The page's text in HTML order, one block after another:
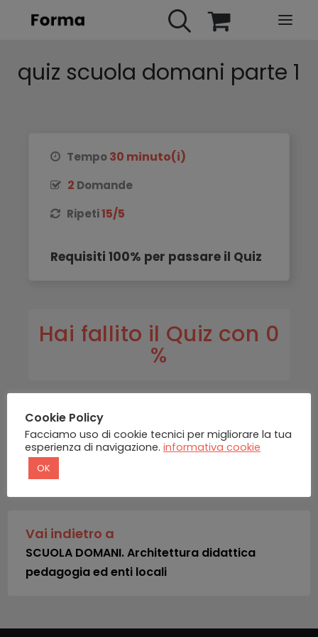
HOME
ACCOUNT
quiz scuola domani parte 1
Tempo30 minuto(i)
2 Domande
Ripeti15/5
Requisiti 100% per passare il Quiz
Hai fallito il Quiz con 0
%
INDIETRO
Vai indietro a
SCUOLA DOMANI. Architettura didattica
pedagogia ed enti locali
Cookie Policy
Facciamo uso di cookie tecnici per migliorare la tua
esperienza di navigazione. informativa cookie
OK